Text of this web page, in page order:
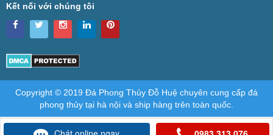
Kết nối với chúng tôi
Copyright © 2019 Đá Phong Thủy Đỗ Huệ chuyên cung cấp đá
phong thủy tại hà nội và ship hàng trên toàn quốc.